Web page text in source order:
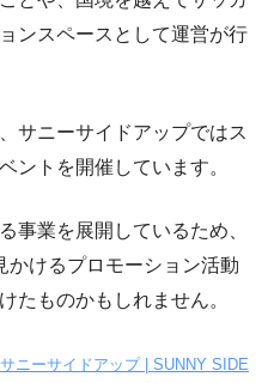
ンスペースとして運営が行
サニーサイドアップではス
ントを開催しています。
事業を展開しているため、
かけるプロモーション活動
たものかもしれません。
ニーサイドアップ | SUNNY SIDE